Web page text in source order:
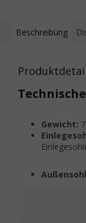
Beschreibung
Gewicht: